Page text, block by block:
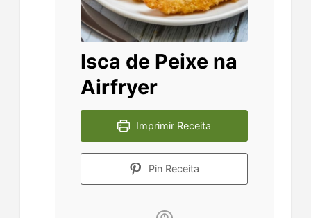
Isca de Peixe na
Airfryer
Imprimir Receita
Pin Receita